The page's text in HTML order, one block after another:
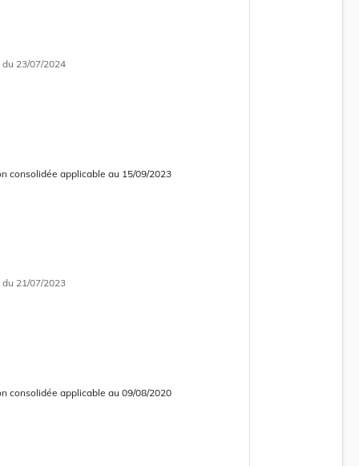
du 23/07/2024
consolidée obsolète
consolidée applicable au 15/09/2023
du 21/07/2023
consolidée obsolète
consolidée applicable au 09/08/2020